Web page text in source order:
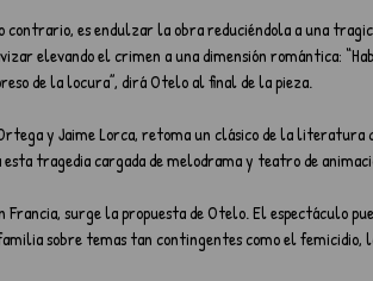
es endulzar la obra reduciéndola a una
elevando el crimen a una dimensión romántica:
de la locura”, dirá Otelo al final de la pieza.
y Jaime Lorca, retoma un clásico de la literatura
tragedia cargada de melodrama y teatro de
surge la propuesta de Otelo. El espectáculo
sobre temas tan contingentes como el femicidio,